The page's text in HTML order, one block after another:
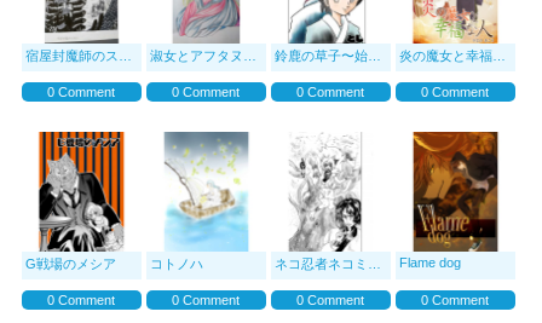
宿屋封魔師のススメ
0 Comment
淑女とアフタヌーンを。
0 Comment
鈴鹿の草子〜始まりの物語〜
0 Comment
炎の魔女と幸福な人
0 Comment
G戦場のメシア
0 Comment
コトノハ
0 Comment
ネコ忍者ネコミの日常
0 Comment
Flame dog
0 Comment